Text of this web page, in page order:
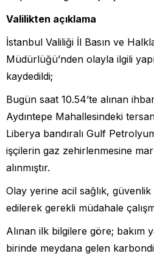
Valilikten açıklama
İstanbul Valiliği İl Basın ve
Müdürlüğü’nden olayla ilgili
kaydedildi;
Bugün saat 10.54’te alınan
Aydıntepe Mahallesindeki
Liberya bandıralı Gulf
işçilerin gaz zehirlenmesine
alınmıştır.
Olay yerine acil sağlık,
edilerek gerekli müdahale
Alınan ilk bilgilere göre; bakım
birinde meydana gelen